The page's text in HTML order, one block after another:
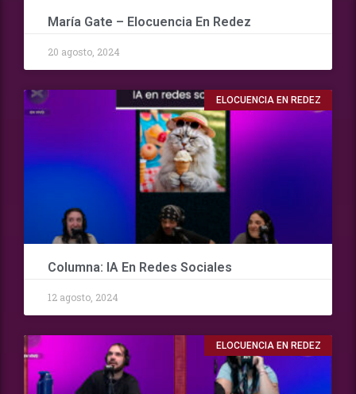
María Gate – Elocuencia En Redez
20 agosto, 2024
ELOCUENCIA EN REDEZ
Columna: IA En Redes Sociales
12 agosto, 2024
ELOCUENCIA EN REDEZ